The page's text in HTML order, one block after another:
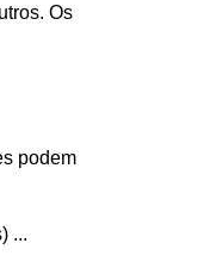
Os
podem
...